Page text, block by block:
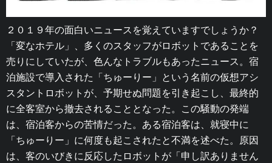
２０１９年の面白いニュースを覚えていますでしょうか？
「変なホテル」、多くのスタッフがロボットであることを
売りにしていたが、色んなトラブルもあったニュース。宿
泊施設で導入された「ちゅーりー」という名前の仮想アシ
スタントロボットが、予期せぬ問題を引き起こし、最終的
に全客室から撤去されることとなった。この騒動の発端
は、宿泊客からの苦情だった。ある宿泊客は、就寝中に
「ちゅーりー」に何度も起こされたと不満を述べた。原因
は、客のいびきに反応したロボットが「申し訳ありません